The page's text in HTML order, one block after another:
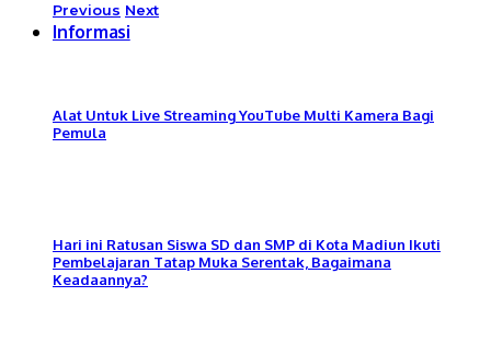
Previous Next
Informasi
Alat Untuk Live Streaming YouTube Multi Kamera Bagi
Pemula
Hari ini Ratusan Siswa SD dan SMP di Kota Madiun Ikuti
Pembelajaran Tatap Muka Serentak, Bagaimana
Keadaannya?